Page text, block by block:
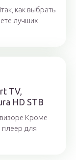
как выбрать
лучших
TV,
HD STB
Кроме
плеер для